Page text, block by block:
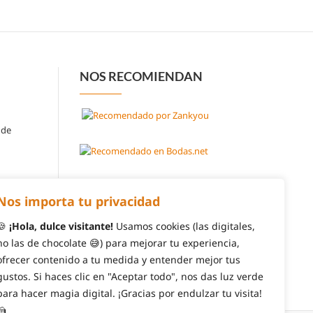
importa tu privacidad
¡Hola, dulce visitante! Usamos cookies (las digitales,
las de chocolate 😅) para mejorar tu experiencia,
contenido a tu medida y entender mejor tus
Si haces clic en "Aceptar todo", nos das luz verde
hacer magia digital. ¡Gracias por endulzar tu visita!
NOS RECOMIENDAN